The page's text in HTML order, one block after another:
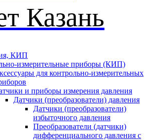
КИП
измерительные приборы (КИП)
для контрольно-измерительных
и приборы измерения давления
Датчики (преобразователи) давления
Датчики (преобразователи)
избыточного давления
Преобразователи (датчики)
дифференциального давления с